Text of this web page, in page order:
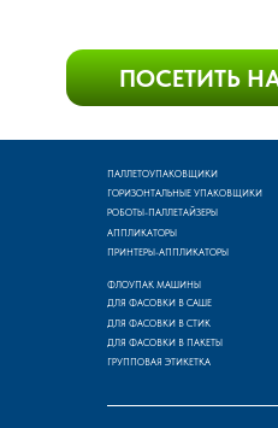
ПАЛЛЕТОУПАКОВЩИКИ
ГОРИЗОНТАЛЬНЫЕ УПАКОВЩИКИ
АППЛИКАТОРЫ
ПРИНТЕРЫ-АППЛИКАТОРЫ
ФЛОУПАК МАШИНЫ
ДЛЯ ФАСОВКИ В СТИК
ДЛЯ ФАСОВКИ В САШЕ
ДЛЯ ФАСОВКИ В ПАКЕТЫ
ГРУППОВАЯ ЭТИКЕТКА
РОБОТЫ-ПАЛЛЕТАЙЗЕРЫ